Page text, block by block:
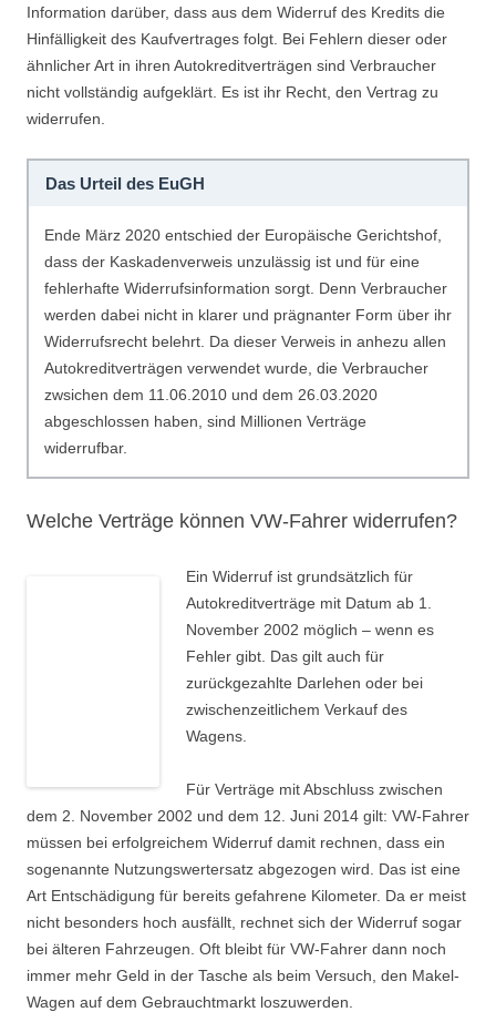
Information darüber, dass aus dem Widerruf des Kredits die
Hinfälligkeit des Kaufvertrages folgt. Bei Fehlern dieser oder
ähnlicher Art in ihren Autokreditverträgen sind Verbraucher
nicht vollständig aufgeklärt. Es ist ihr Recht, den Vertrag zu
widerrufen.
Das Urteil des EuGH
Ende März 2020 entschied der Europäische Gerichtshof,
dass der Kaskadenverweis unzulässig ist und für eine
fehlerhafte Widerrufsinformation sorgt. Denn Verbraucher
werden dabei nicht in klarer und prägnanter Form über ihr
Widerrufsrecht belehrt. Da dieser Verweis in anhezu allen
Autokreditverträgen verwendet wurde, die Verbraucher
zwsichen dem 11.06.2010 und dem 26.03.2020
abgeschlossen haben, sind Millionen Verträge
widerrufbar.
Welche Verträge können VW-Fahrer widerrufen?
Ein Widerruf ist grundsätzlich für
Autokreditverträge mit Datum ab 1.
November 2002 möglich – wenn es
Fehler gibt. Das gilt auch für
zurückgezahlte Darlehen oder bei
zwischenzeitlichem Verkauf des
Wagens.
Für Verträge mit Abschluss zwischen
dem 2. November 2002 und dem 12. Juni 2014 gilt: VW-Fahrer
müssen bei erfolgreichem Widerruf damit rechnen, dass ein
sogenannte Nutzungswertersatz abgezogen wird. Das ist eine
Art Entschädigung für bereits gefahrene Kilometer. Da er meist
nicht besonders hoch ausfällt, rechnet sich der Widerruf sogar
bei älteren Fahrzeugen. Oft bleibt für VW-Fahrer dann noch
immer mehr Geld in der Tasche als beim Versuch, den Makel-
Wagen auf dem Gebrauchtmarkt loszuwerden.